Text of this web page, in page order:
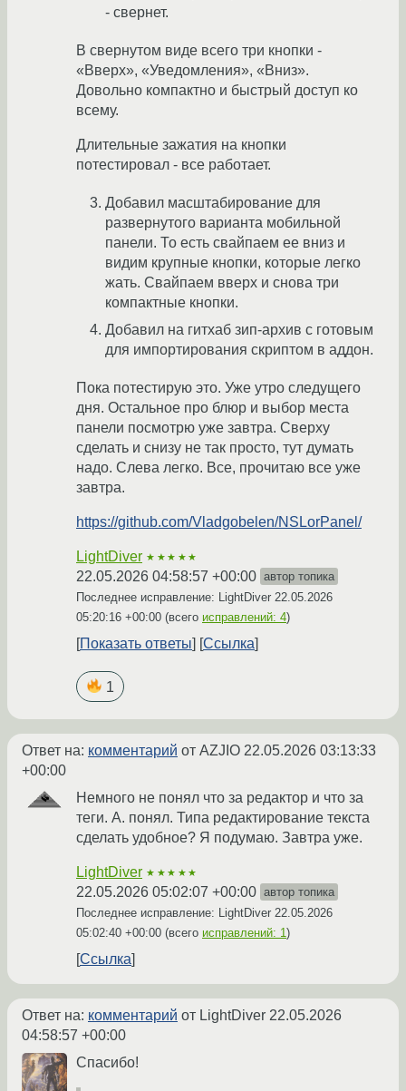
- свернет.
В свернутом виде всего три кнопки -
«Вверх», «Уведомления», «Вниз».
Довольно компактно и быстрый доступ ко
всему.
Длительные зажатия на кнопки
потестировал - все работает.
Добавил масштабирование для
развернутого варианта мобильной
панели. То есть свайпаем ее вниз и
видим крупные кнопки, которые легко
жать. Свайпаем вверх и снова три
компактные кнопки.
Добавил на гитхаб зип-архив с готовым
для импортирования скриптом в аддон.
Пока потестирую это. Уже утро следущего
дня. Остальное про блюр и выбор места
панели посмотрю уже завтра. Сверху
сделать и снизу не так просто, тут думать
надо. Слева легко. Все, прочитаю все уже
завтра.
https://github.com/Vladgobelen/NSLorPanel/
LightDiver ★★★★★
22.05.2026 04:58:57 +00:00 автор топика
Последнее исправление: LightDiver 22.05.2026
05:20:16 +00:00 (всего исправлений: 4)
Показать ответы Ссылка
1
Ответ на: комментарий от AZJIO 22.05.2026 03:13:33
+00:00
Немного не понял что за редактор и что за
теги. А. понял. Типа редактирование текста
сделать удобное? Я подумаю. Завтра уже.
LightDiver ★★★★★
22.05.2026 05:02:07 +00:00 автор топика
Последнее исправление: LightDiver 22.05.2026
05:02:40 +00:00 (всего исправлений: 1 )
Ссылка
Ответ на: комментарий от LightDiver 22.05.2026
04:58:57 +00:00
Спасибо!